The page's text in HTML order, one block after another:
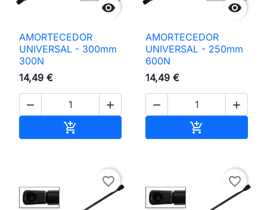

AMORTECEDOR
UNIVERSAL - 300mm
300N
14,49 €
 


AMORTECEDOR
UNIVERSAL - 250mm
600N
14,49 €
 

favorite_border favorite_border